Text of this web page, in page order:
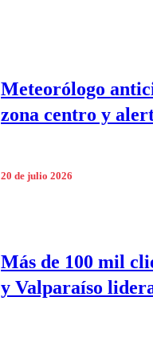
Meteorólogo
zona centro y
20 de julio 2026
Más de 100 mil
y Valparaíso